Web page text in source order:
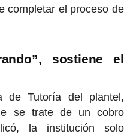
el proceso de
sostiene el
de Tutoría del plantel,
se trate de un cobro
la institución solo